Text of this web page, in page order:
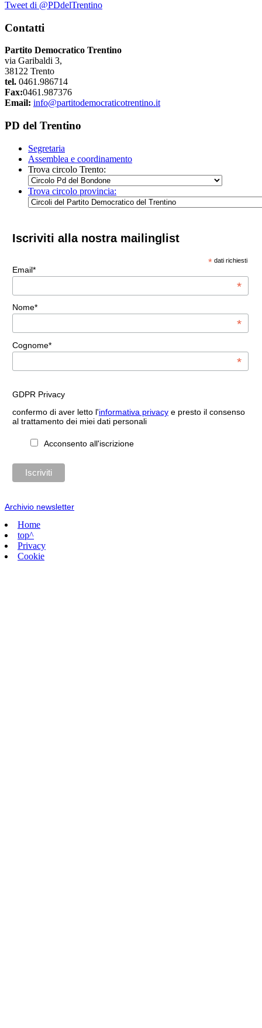
Tweet di @PDdelTrentino
Contatti
Partito Democratico Trentino
via Garibaldi 3,
38122 Trento
tel. 0461.986714
Fax:0461.987376
Email: info@partitodemocraticotrentino.it
PD del Trentino
Segretaria
Assemblea e coordinamento
Trova circolo Trento:
Trova circolo provincia:
Iscriviti alla nostra mailinglist
* dati richiesti
Email*
*
Nome*
*
Cognome*
*
GDPR Privacy
confermo di aver letto l'informativa privacye presto il consenso
al trattamento dei miei dati personali
Acconsento all'iscrizione
Archivio newsletter
Home
top^
Privacy
Cookie